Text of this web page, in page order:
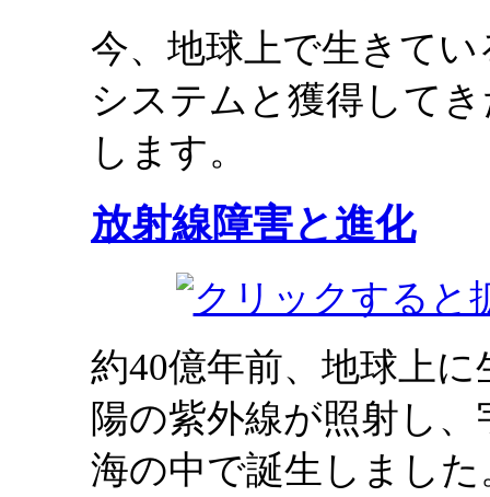
今、地球上で生きて
システムと獲得して
します。
放射線障害と進化
約40億年前、地球上
陽の紫外線が照射し
海の中で誕生しました